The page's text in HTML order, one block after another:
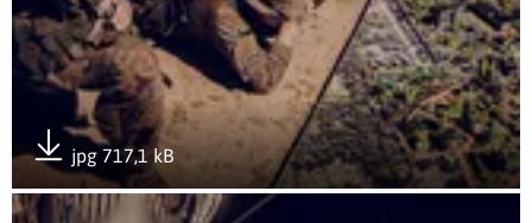
jpg 717,1 kB
Pobierz załącznik
Otwórz załącznik Rozwój przez doświadczenie-